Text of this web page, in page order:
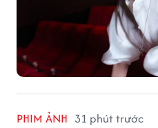
PHIM ẢNH 31 phút trước